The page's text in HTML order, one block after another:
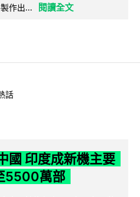
作出...
閱讀全文
話
國 印度成新機主要
5500萬部